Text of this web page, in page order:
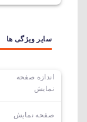
سایر ویژگی ها
اندازه صفحه
نمایش
صفحه نمایش